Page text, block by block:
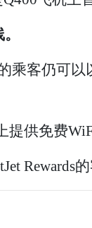
乘客仍可
供免费
Rewards